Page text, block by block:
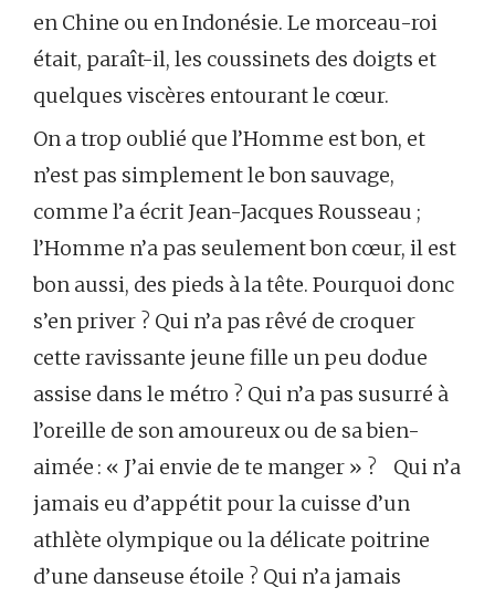
en Chine ou en Indonésie. Le morceau-roi
était, paraît-il, les coussinets des doigts et
quelques viscères entourant le cœur.
On a trop oublié que l’Homme est bon, et
n’est pas simplement le bon sauvage,
comme l’a écrit Jean-Jacques Rousseau ;
l’Homme n’a pas seulement bon cœur, il est
bon aussi, des pieds à la tête. Pourquoi donc
s’en priver ? Qui n’a pas rêvé de croquer
cette ravissante jeune fille un peu dodue
assise dans le métro ? Qui n’a pas susurré à
l’oreille de son amoureux ou de sa bien-
aimée : « J’ai envie de te manger » ? Qui n’a
jamais eu d’appétit pour la cuisse d’un
athlète olympique ou la délicate poitrine
d’une danseuse étoile ? Qui n’a jamais